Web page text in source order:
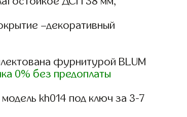
–декоративный
фурнитурой BLUM
0% без предоплаты
kh014 под ключ за 3-7